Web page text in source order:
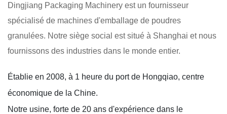
Dingjiang Packaging Machinery est un fournisseur
spécialisé de machines d'emballage de poudres
granulées. Notre siège social est situé à Shanghai et nous
fournissons des industries dans le monde entier.
Établie en 2008, à 1 heure du port de Hongqiao, centre
économique de la Chine.
Notre usine, forte de 20 ans d'expérience dans le